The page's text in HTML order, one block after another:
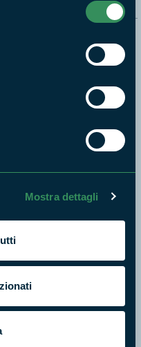
Mostra dettagli
in Campo
in Campo
progetti